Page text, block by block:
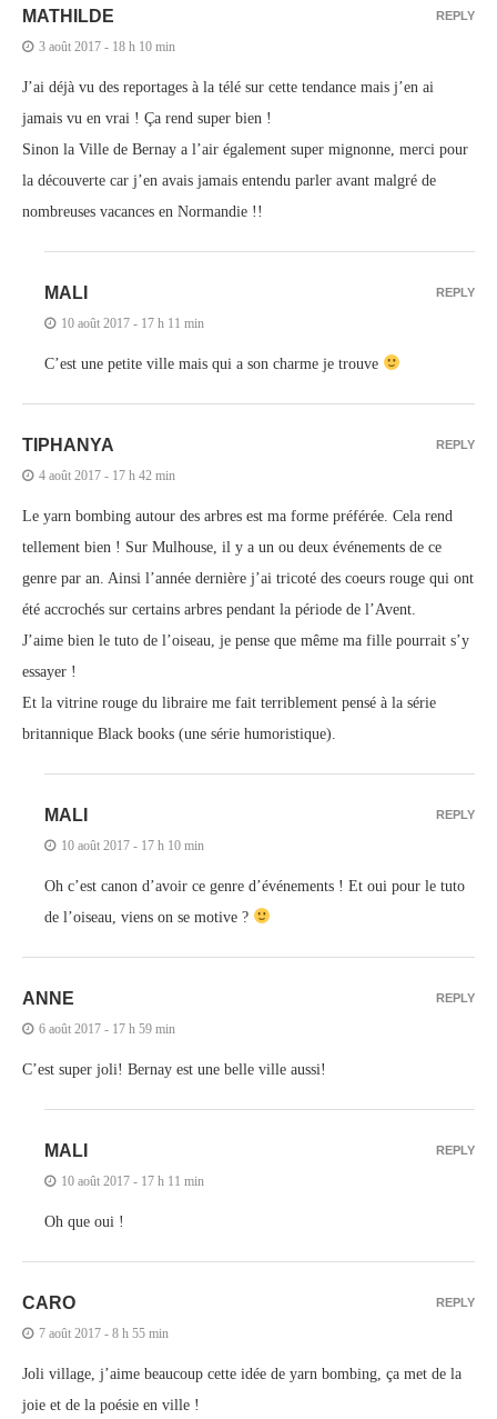
MATHILDE
3 août 2017 - 18 h 10 min
J’ai déjà vu des reportages à la télé sur cette tendance mais j’en ai
jamais vu en vrai ! Ça rend super bien !
Sinon la Ville de Bernay a l’air également super mignonne, merci pour
la découverte car j’en avais jamais entendu parler avant malgré de
nombreuses vacances en Normandie !!
REPLY
MALI
10 août 2017 - 17 h 11 min
C’est une petite ville mais qui a son charme je trouve
REPLY
TIPHANYA
4 août 2017 - 17 h 42 min
Le yarn bombing autour des arbres est ma forme préférée. Cela rend
tellement bien ! Sur Mulhouse, il y a un ou deux événements de ce
genre par an. Ainsi l’année dernière j’ai tricoté des coeurs rouge qui ont
été accrochés sur certains arbres pendant la période de l’Avent.
J’aime bien le tuto de l’oiseau, je pense que même ma fille pourrait s’y
essayer !
Et la vitrine rouge du libraire me fait terriblement pensé à la série
britannique Black books (une série humoristique).
REPLY
MALI
10 août 2017 - 17 h 10 min
Oh c’est canon d’avoir ce genre d’événements ! Et oui pour le tuto
de l’oiseau, viens on se motive ?
REPLY
ANNE
6 août 2017 - 17 h 59 min
C’est super joli! Bernay est une belle ville aussi!
REPLY
MALI
10 août 2017 - 17 h 11 min
Oh que oui !
REPLY
CARO
7 août 2017 - 8 h 55 min
Joli village, j’aime beaucoup cette idée de yarn bombing, ça met de la
joie et de la poésie en ville !
REPLY